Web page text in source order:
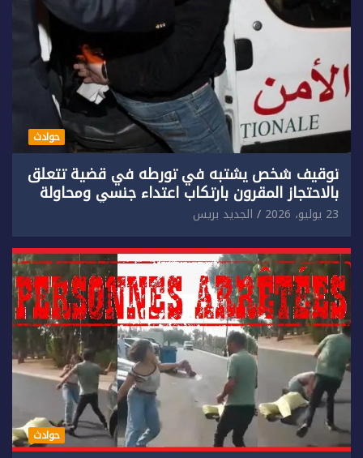
حوادث
توقيف شخص يشتبه في تورطه في قضية تتعلق
بالاحتجاز المقرون بارتكاب اعتداء جنسي ومحاولة
إضرام النار عمدا.
23 يوليو، 2026 الجديد بريس
حوادث